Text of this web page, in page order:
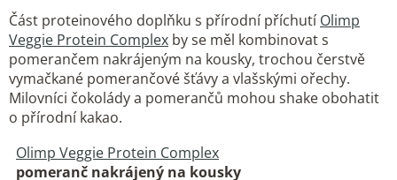
Část proteinového doplňku s přírodní příchutíOlimp
Veggie Protein Complex by se měl kombinovat s
pomerančem nakrájeným na kousky, trochou čerstvě
vymačkané pomerančové šťávy a vlašskými ořechy.
Milovníci čokolády a pomerančů mohou shake obohatit
o přírodní kakao.
Olimp Veggie Protein Complex
pomeranč nakrájený na kousky